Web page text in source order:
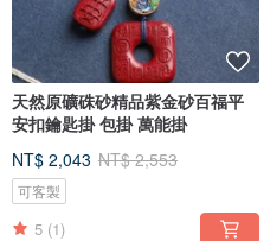
天然原礦硃砂精品紫金砂百福平
安扣鑰匙掛 包掛 萬能掛
NT$ 2,043 NT$ 2,553
可客製
5 (1)